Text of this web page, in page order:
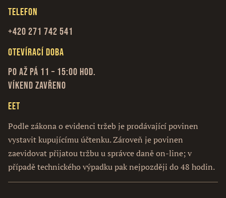
Telefon
+420 271 742 541
Otevírací doba
Po až Pá 11 – 15:00 hod.
Víkend zavřeno
EET
Podle zákona o evidenci tržeb je prodávající povinen
vystavit kupujícímu účtenku. Zároveň je povinen
zaevidovat přijatou tržbu u správce daně on-line; v
případě technického výpadku pak nejpozději do 48 hodin.